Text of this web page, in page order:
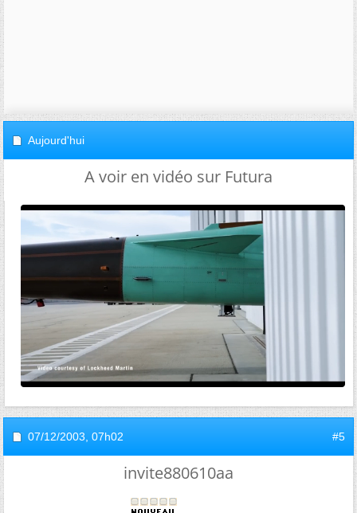
Aujourd'hui
A voir en vidéo sur Futura
07/12/2003, 07h02 #5
invite880610aa